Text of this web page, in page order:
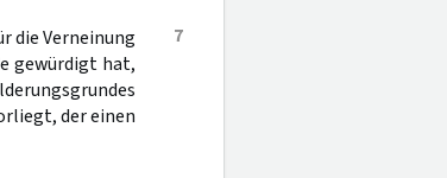
7
die Verneinung
gewürdigt hat,
der einen